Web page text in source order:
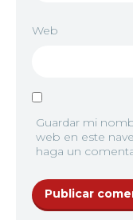
Web
Guardar mi
web en este
haga un